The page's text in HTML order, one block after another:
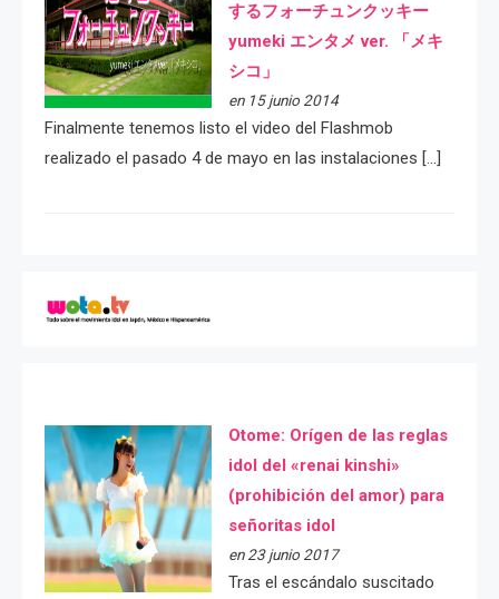
するフォーチュンクッキー
yumeki エンタメ ver. 「メキ
シコ」
en 15 junio 2014
Finalmente tenemos listo el video del Flashmob
realizado el pasado 4 de mayo en las instalaciones […]
Otome: Orígen de las reglas
idol del «renai kinshi»
(prohibición del amor) para
señoritas idol
en 23 junio 2017
Tras el escándalo suscitado